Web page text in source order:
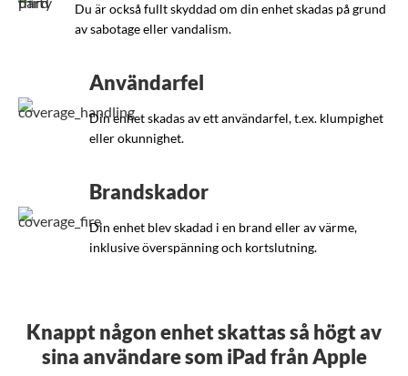
Du är också fullt skyddad om din enhet skadas på grund
av sabotage eller vandalism.
Användarfel
Din enhet skadas av ett användarfel, t.ex. klumpighet
eller okunnighet.
Brandskador
Din enhet blev skadad i en brand eller av värme,
inklusive överspänning och kortslutning.
Knappt någon enhet skattas så högt av
sina användare som iPad från Apple